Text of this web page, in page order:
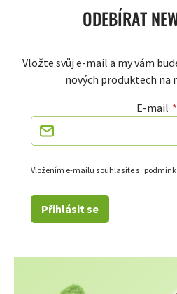
ODEBÍRAT
Vložte svůj e-mail a my vám
nových produktech na
E-mail
Vložením e-mailu souhlasíte s
Přihlásit se